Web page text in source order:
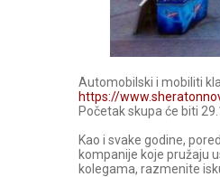
Automobilski i mobiliti
https://
Početak skupa će biti
Kao i svake godine,
kompanije koje pružaju
kolegama, razmenite